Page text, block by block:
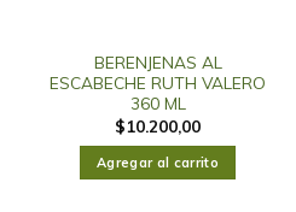
BERENJENAS AL
ESCABECHE RUTH VALERO
360 ML
$10.200,00
Agregar al carrito